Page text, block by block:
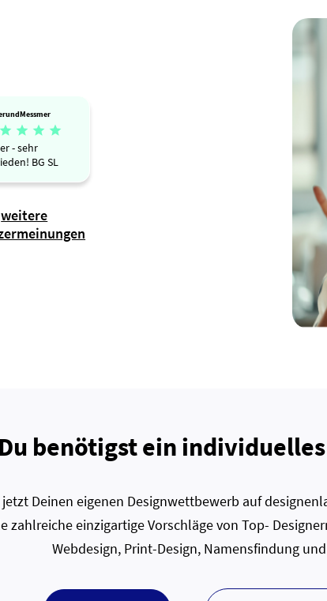
   
- sehr
BG SL
weitere
Du benötigst ein individuelles
Deinen eigenen Designwettbewerb auf
zahlreiche einzigartige Vorschläge von Top-
Webdesign, Print-Design, Namensfindung